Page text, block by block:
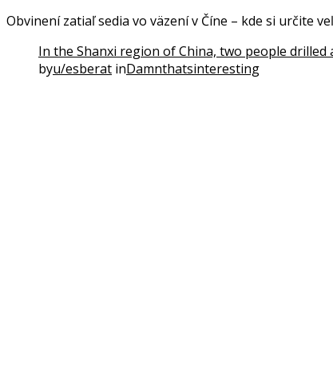
Obvinení zatiaľ sedia vo väzení v Číne – kde si určite
In the Shanxi region of China, two people drilled
byu/esberat inDamnthatsinteresting